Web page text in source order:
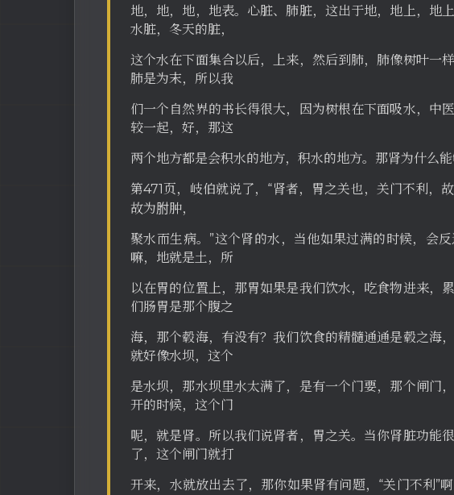
地，地，地，地表。心脏、肺脏，这出于地，地上，地
水脏，冬天的脏，
这个水在下面集合以后，上来，然后到肺，肺像树叶一
肺是为末，所以我
们一个自然界的书长得很大，因为树根在下面吸水，中
较一起，好，那这
两个地方都是会积水的地方，积水的地方。那肾为什么能
第471页，岐伯就说了，“肾者，胃之关也，关门不利，
故为胕肿，
聚水而生病。”这个肾的水，当他如果过满的时候，会
嘛，地就是土，所
以在胃的位置上，那胃如果是我们饮水，吃食物进来，
们肠胃是那个腹之
海，那个毂海，有没有？我们饮食的精髓通通是毂之海
就好像水坝，这个
是水坝，那水坝里水太满了，是有一个门要，那个闸门
开的时候，这个门
呢，就是肾。所以我们说肾者，胃之关。当你肾脏功能
了，这个闸门就打
开来，水就放出去了，那你如果肾有问题，“关门不利”